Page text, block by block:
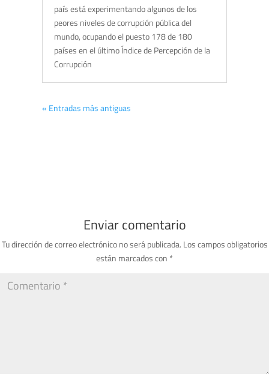
país está experimentando algunos de los
peores niveles de corrupción pública del
mundo, ocupando el puesto 178 de 180
países en el último Índice de Percepción de la
Corrupción
« Entradas más antiguas
Enviar comentario
Tu dirección de correo electrónico no será publicada. Los campos obligatorios
están marcados con *